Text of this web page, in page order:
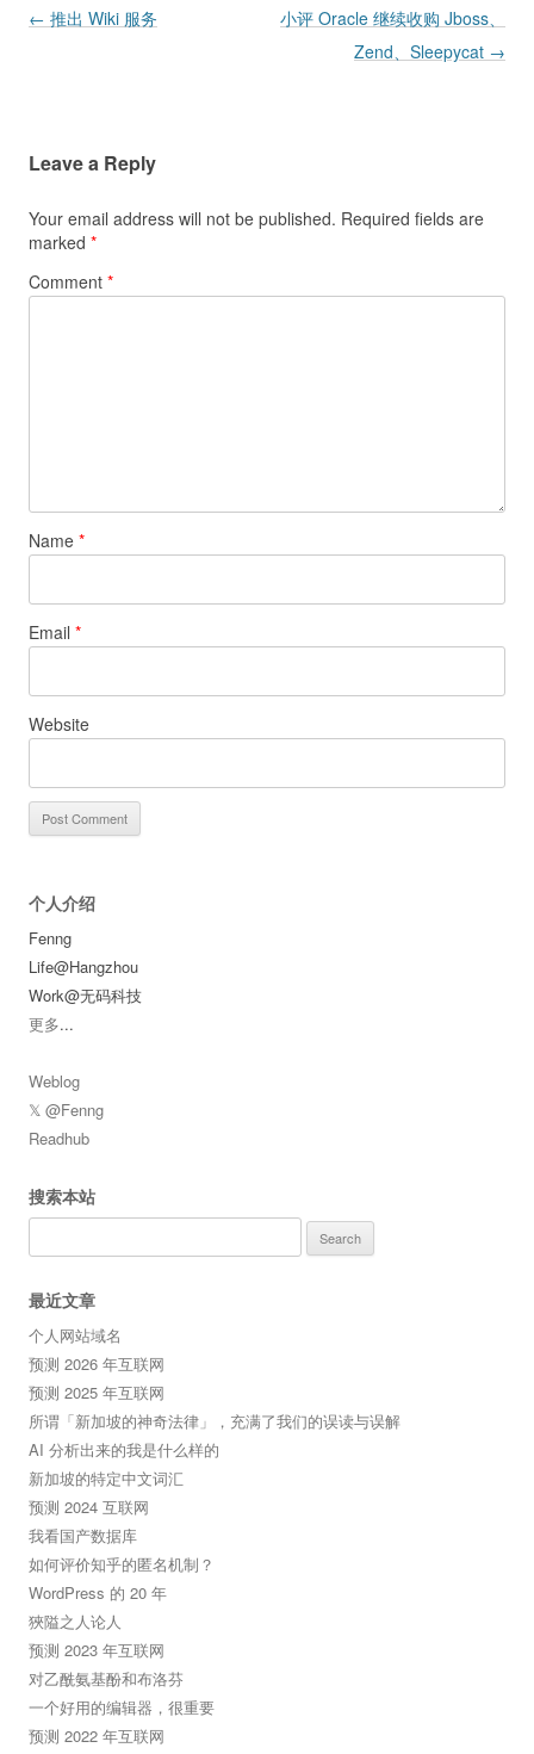
Post navigation
← 推出 Wiki 服务
小评 Oracle 继续收购 Jboss、
Zend、Sleepycat →
Leave a Reply
Your email address will not be published. Required fields are
marked *
Comment *
Name *
Email *
Website
个人介绍
Fenng
Life@Hangzhou
Work@无码科技
更多...
Weblog
𝕏 @Fenng
Readhub
搜索本站
for:
最近文章
个人网站域名
预测 2026 年互联网
预测 2025 年互联网
所谓「新加坡的神奇法律」，充满了我们的误读与误解
AI 分析出来的我是什么样的
新加坡的特定中文词汇
预测 2024 互联网
我看国产数据库
如何评价知乎的匿名机制？
WordPress 的 20 年
狹隘之人论人
预测 2023 年互联网
对乙酰氨基酚和布洛芬
一个好用的编辑器，很重要
预测 2022 年互联网